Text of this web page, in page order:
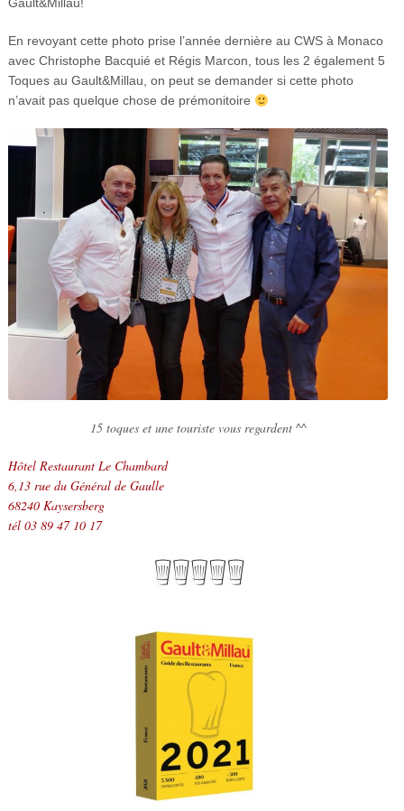
En revoyant cette photo prise l’année dernière au CWS à Monaco
avec Christophe Bacquié et Régis Marcon, tous les 2 également 5
Toques au Gault&Millau, on peut se demander si cette photo
n’avait pas quelque chose de prémonitoire
15 toques et une touriste vous regardent ^^
Hôtel Restaurant Le Chambard
6,13 rue du Général de Gaulle
68240 Kaysersberg
tél 03 89 47 10 17